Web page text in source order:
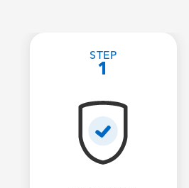
STEP
1